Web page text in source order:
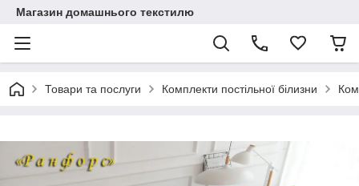
Магазин домашнього текстилю
Товари та послуги Комплекти постільної білизни